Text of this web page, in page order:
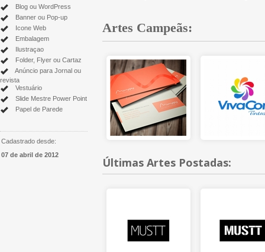
Blog ou WordPress
Banner ou Pop-up
Icone Web
Embalagem
Ilustraçao
Folder, Flyer ou Cartaz
Anúncio para Jornal ou
revista
Vestuário
Slide Mestre Power Point
Papel de Parede
Cadastrado desde:
07 de abril de 2012
Artes Campeãs:
Últimas Artes Postadas: